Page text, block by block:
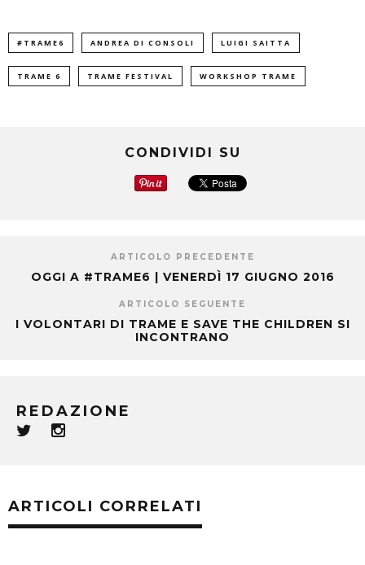
#TRAME6 ANDREA DI CONSOLI LUIGI SAITTA
TRAME 6 TRAME FESTIVAL WORKSHOP TRAME
CONDIVIDI SU
ARTICOLO PRECEDENTE
OGGI A #TRAME6 | VENERDÌ 17 GIUGNO 2016
ARTICOLO SEGUENTE
I VOLONTARI DI TRAME E SAVE THE CHILDREN SI
INCONTRANO
REDAZIONE
ARTICOLI CORRELATI